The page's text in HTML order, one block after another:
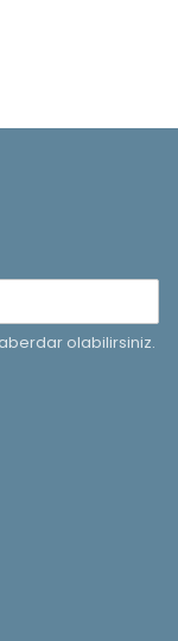
olabilirsiniz.